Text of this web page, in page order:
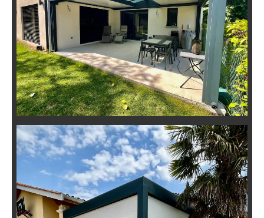
Pergola Toiture Fixe Évolutive en
Véranda
Installation d’une Pergola
Bioclimatique Adossée à Millery